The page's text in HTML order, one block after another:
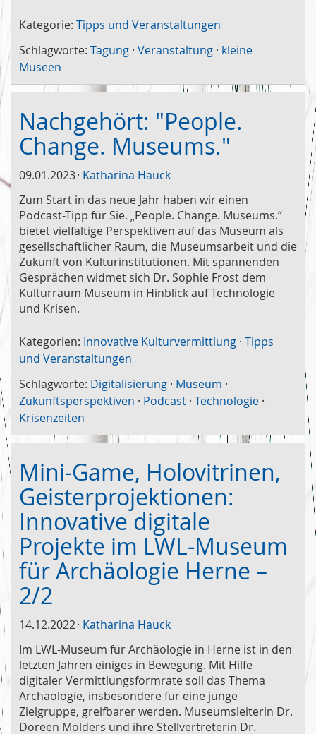
Kategorie: Tipps und Veranstaltungen
Schlagworte: Tagung · Veranstaltung · kleine
Museen
Nachgehört: "People.
Change. Museums."
09.01.2023 Katharina Hauck
Zum Start in das neue Jahr haben wir einen
Podcast-Tipp für Sie. „People. Change. Museums.“
bietet vielfältige Perspektiven auf das Museum als
gesellschaftlicher Raum, die Museumsarbeit und die
Zukunft von Kulturinstitutionen. Mit spannenden
Gesprächen widmet sich Dr. Sophie Frost dem
Kulturraum Museum in Hinblick auf Technologie
und Krisen.
Kategorien: Innovative Kulturvermittlung · Tipps
und Veranstaltungen
Schlagworte: Digitalisierung · Museum ·
Zukunftsperspektiven · Podcast · Technologie ·
Krisenzeiten
Mini-Game, Holovitrinen,
Geisterprojektionen:
Innovative digitale
Projekte im LWL-Museum
für Archäologie Herne –
2/2
14.12.2022 Katharina Hauck
Im LWL-Museum für Archäologie in Herne ist in den
letzten Jahren einiges in Bewegung. Mit Hilfe
digitaler Vermittlungsformrate soll das Thema
Archäologie, insbesondere für eine junge
Zielgruppe, greifbarer werden. Museumsleiterin Dr.
Doreen Mölders und ihre Stellvertreterin Dr.